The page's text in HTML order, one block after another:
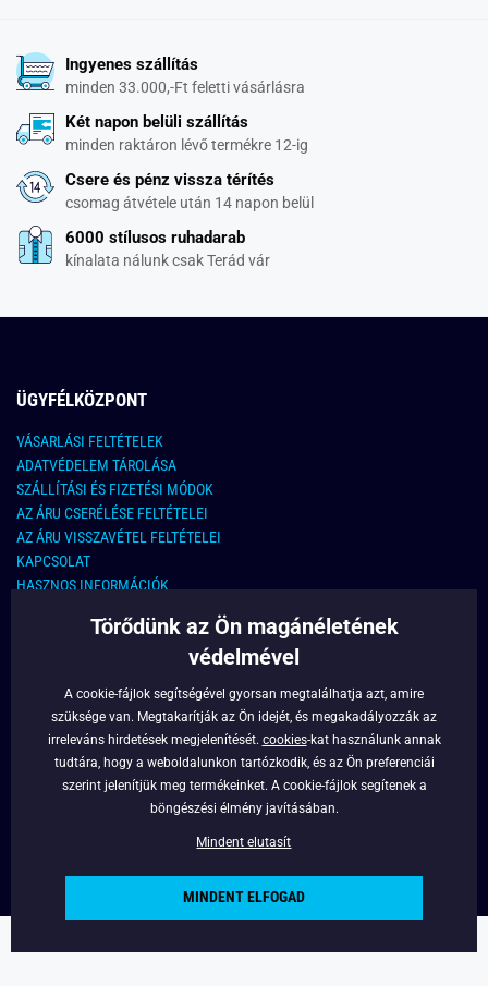
Ingyenes szállítás
minden 33.000,-Ft feletti vásárlásra
Két napon belüli szállítás
minden raktáron lévő termékre 12-ig
Csere és pénz vissza térítés
csomag átvétele után 14 napon belül
6000 stílusos ruhadarab
kínalata nálunk csak Terád vár
ÜGYFÉLKÖZPONT
VÁSARLÁSI FELTÉTELEK
ADATVÉDELEM TÁROLÁSA
SZÁLLÍTÁSI ÉS FIZETÉSI MÓDOK
AZ ÁRU CSERÉLÉSE FELTÉTELEI
AZ ÁRU VISSZAVÉTEL FELTÉTELEI
KAPCSOLAT
HASZNOS INFORMÁCIÓK
KAPCSOLAT
info@legyferfi.hu
FONTOS INFORMÁCIÓK
RÓLUNK
Törődünk az Ön magánéletének
védelmével
A cookie-fájlok segítségével gyorsan megtalálhatja azt, amire
szüksége van. Megtakarítják az Ön idejét, és megakadályozzák az
irreleváns hirdetések megjelenítését. cookies-kat használunk annak
tudtára, hogy a weboldalunkon tartózkodik, és az Ön preferenciái
szerint jelenítjük meg termékeinket. A cookie-fájlok segítenek a
böngészési élmény javításában.
Mindent elutasít
MINDENT ELFOGAD